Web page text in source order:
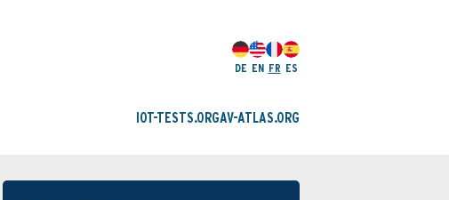
DE EN FR ES
IOT-TESTS.ORGAV-ATLAS.ORG